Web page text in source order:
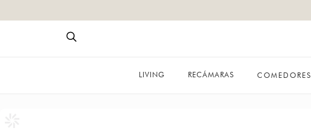
LIVING RECÁMARAS COMEDORES